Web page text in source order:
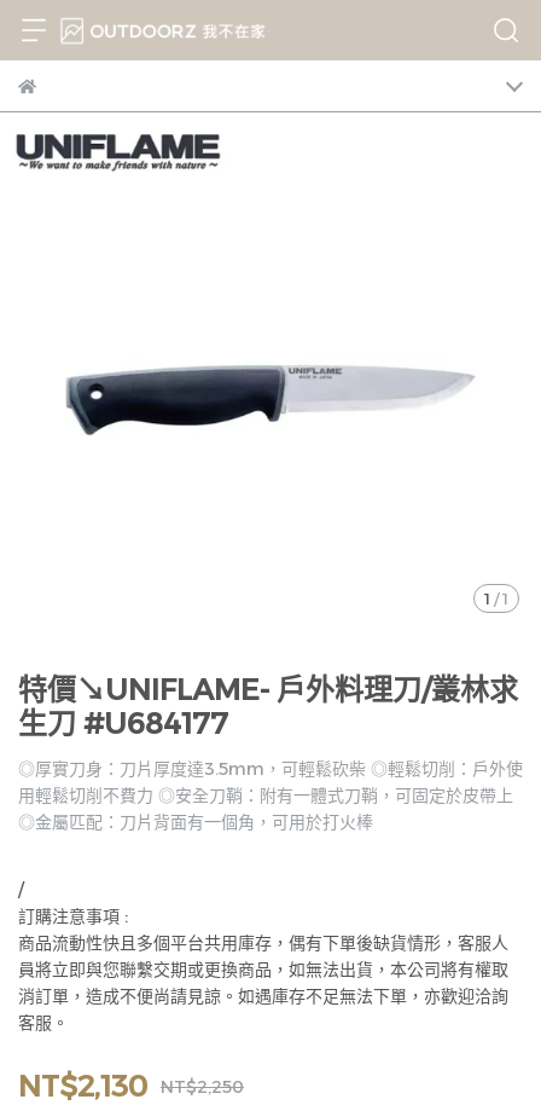
1 /1
特價↘UNIFLAME- 戶外料理刀/叢林求
生刀 #U684177
◎厚實刀身：刀片厚度達3.5mm，可輕鬆砍柴 ◎輕鬆切削：戶外使
用輕鬆切削不費力 ◎安全刀鞘：附有一體式刀鞘，可固定於皮帶上
◎金屬匹配：刀片背面有一個角，可用於打火棒
/
訂購注意事項 :
商品流動性快且多個平台共用庫存，偶有下單後缺貨情形，客服人
員將立即與您聯繫交期或更換商品，如無法出貨，本公司將有權取
消訂單，造成不便尚請見諒。如遇庫存不足無法下單，亦歡迎洽詢
客服。
NT$2,130 NT$2,250